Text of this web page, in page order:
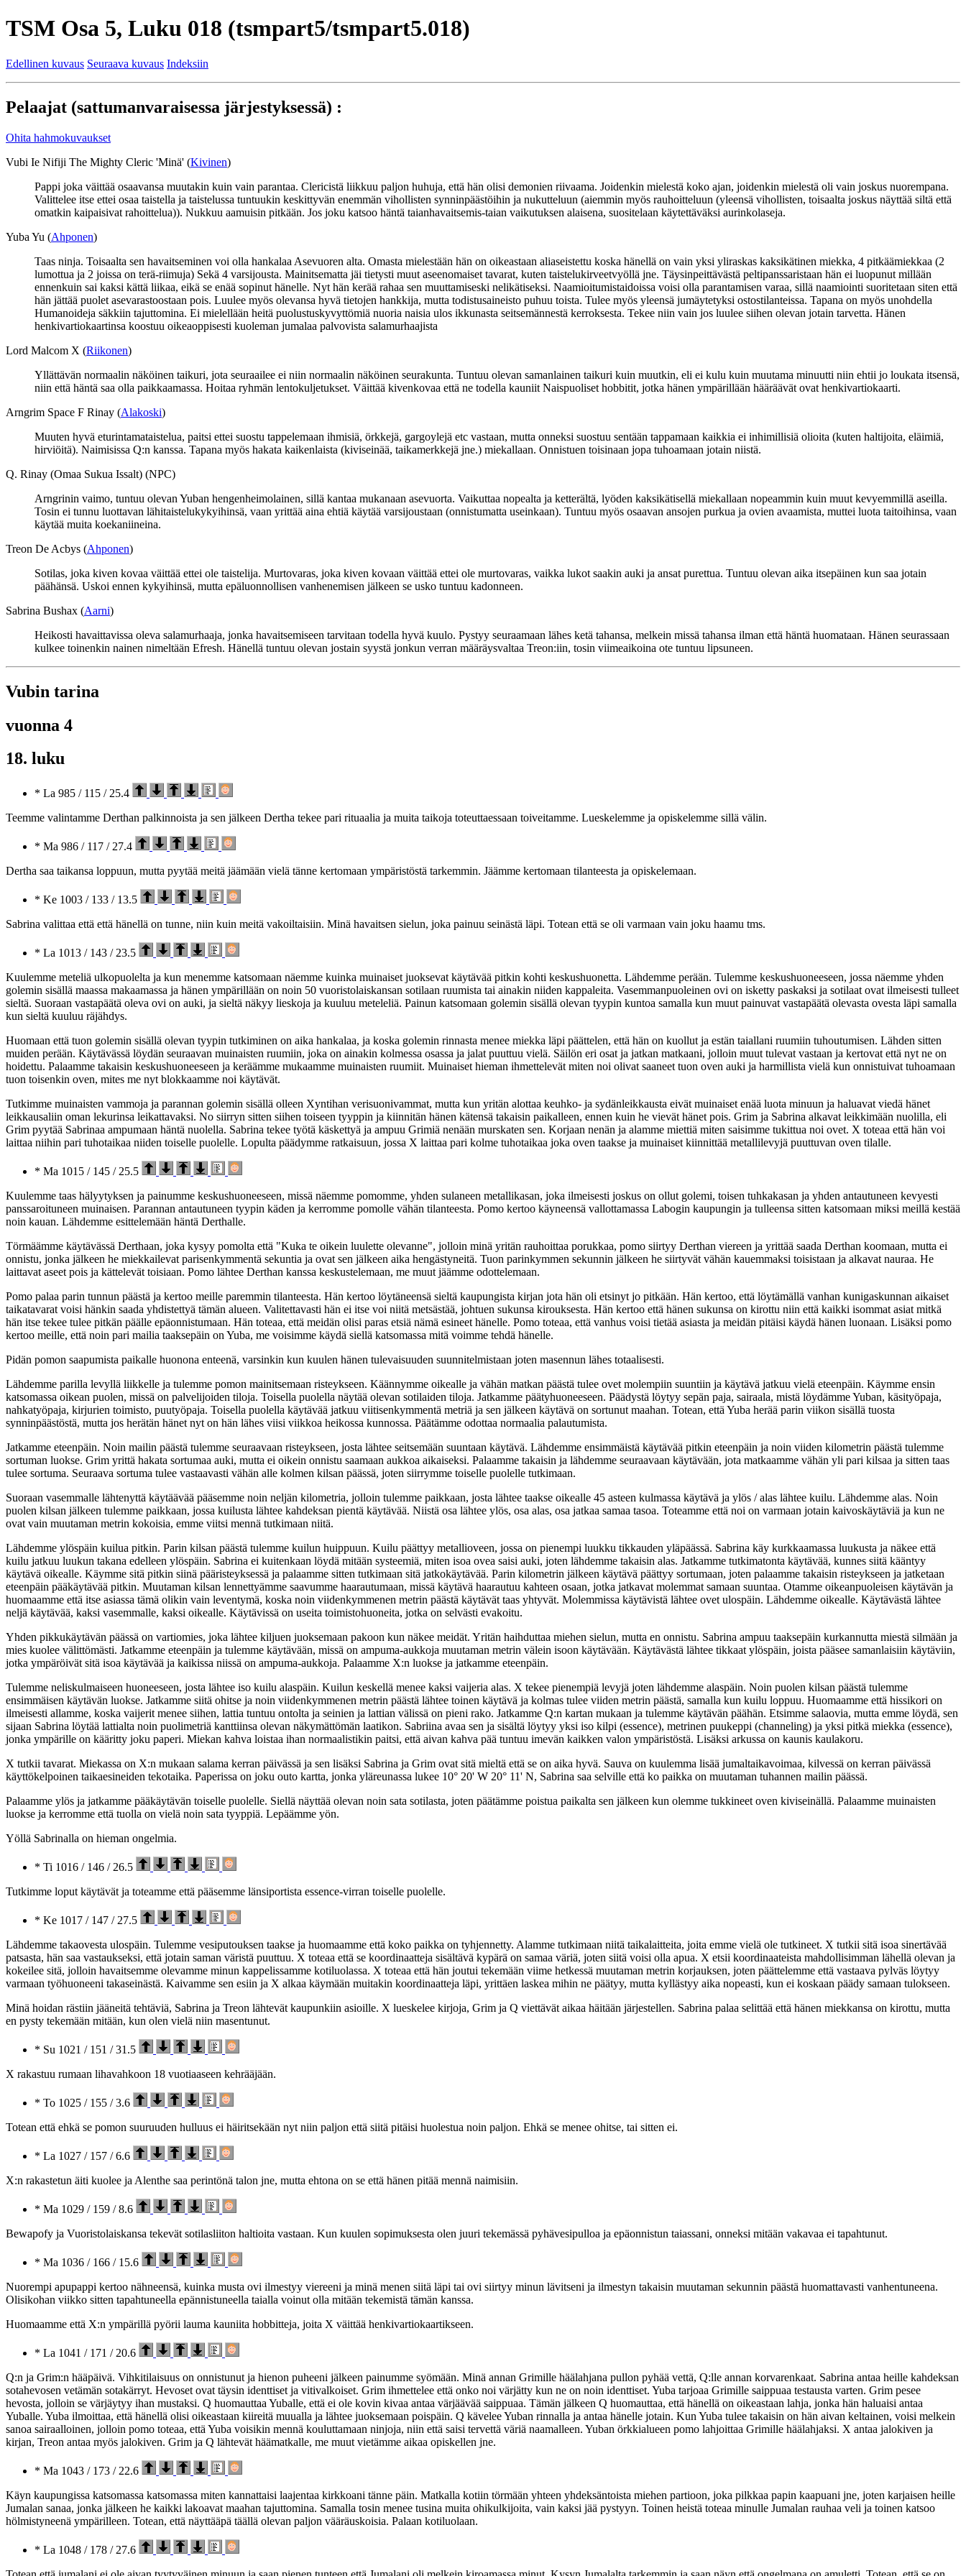
TSM Osa 5, Luku 018 (tsmpart5/tsmpart5.018)
Edellinen kuvaus Seuraava kuvaus Indeksiin
Pelaajat (sattumanvaraisessa järjestyksessä) :
Ohita hahmokuvaukset
Vubi Ie Nifiji The Mighty Cleric 'Minä' (Kivinen)
Pappi joka väittää osaavansa muutakin kuin vain parantaa. Clericistä liikkuu paljon huhuja, että hän olisi demonien riivaama. Joidenkin mielestä koko ajan, joidenkin mielestä oli vain joskus nuorempana.
Valittelee itse ettei osaa taistella ja taistelussa tuntuukin keskittyvän enemmän vihollisten synninpäästöihin ja nukutteluun (aiemmin myös rauhoitteluun (yleensä vihollisten, toisaalta joskus näyttää siltä että
omatkin kaipaisivat rahoittelua)). Nukkuu aamuisin pitkään. Jos joku katsoo häntä taianhavaitsemis-taian vaikutuksen alaisena, suositelaan käytettäväksi aurinkolaseja.
Yuba Yu (Ahponen)
Taas ninja. Toisaalta sen havaitseminen voi olla hankalaa Asevuoren alta. Omasta mielestään hän on oikeastaan aliaseistettu koska hänellä on vain yksi yliraskas kaksikätinen miekka, 4 pitkäämiekkaa (2
lumottua ja 2 joissa on terä-riimuja) Sekä 4 varsijousta. Mainitsematta jäi tietysti muut aseenomaiset tavarat, kuten taistelukirveetvyöllä jne. Täysinpeittävästä peltipanssaristaan hän ei luopunut millään
ennenkuin sai kaksi kättä liikaa, eikä se enää sopinut hänelle. Nyt hän kerää rahaa sen muuttamiseski nelikätiseksi. Naamioitumistaidoissa voisi olla parantamisen varaa, sillä naamiointi suoritetaan siten että
hän jättää puolet asevarastoostaan pois. Luulee myös olevansa hyvä tietojen hankkija, mutta todistusaineisto puhuu toista. Tulee myös yleensä jumäytetyksi ostostilanteissa. Tapana on myös unohdella
Humanoideja säkkiin tajuttomina. Ei mielellään heitä puolustuskyvyttömiä nuoria naisia ulos ikkunasta seitsemännestä kerroksesta. Tekee niin vain jos luulee siihen olevan jotain tarvetta. Hänen
henkivartiokaartinsa koostuu oikeaoppisesti kuoleman jumalaa palvovista salamurhaajista
Lord Malcom X (Riikonen)
Yllättävän normaalin näköinen taikuri, jota seuraailee ei niin normaalin näköinen seurakunta. Tuntuu olevan samanlainen taikuri kuin muutkin, eli ei kulu kuin muutama minuutti niin ehtii jo loukata itsensä,
niin että häntä saa olla paikkaamassa. Hoitaa ryhmän lentokuljetukset. Väittää kivenkovaa että ne todella kauniit Naispuoliset hobbitit, jotka hänen ympärillään hääräävät ovat henkivartiokaarti.
Arngrim Space F Rinay (Alakoski)
Muuten hyvä eturintamataistelua, paitsi ettei suostu tappelemaan ihmisiä, örkkejä, gargoylejä etc vastaan, mutta onneksi suostuu sentään tappamaan kaikkia ei inhimillisiä olioita (kuten haltijoita, eläimiä,
hirviöitä). Naimisissa Q:n kanssa. Tapana myös hakata kaikenlaista (kiviseinää, taikamerkkejä jne.) miekallaan. Onnistuen toisinaan jopa tuhoamaan jotain niistä.
Q. Rinay (Omaa Sukua Issalt) (NPC)
Arngrinin vaimo, tuntuu olevan Yuban hengenheimolainen, sillä kantaa mukanaan asevuorta. Vaikuttaa nopealta ja ketterältä, lyöden kaksikätisellä miekallaan nopeammin kuin muut kevyemmillä aseilla.
Tosin ei tunnu luottavan lähitaistelukykyihinsä, vaan yrittää aina ehtiä käytää varsijoustaan (onnistumatta useinkaan). Tuntuu myös osaavan ansojen purkua ja ovien avaamista, muttei luota taitoihinsa, vaan
käytää muita koekaniineina.
Treon De Acbys (Ahponen)
Sotilas, joka kiven kovaa väittää ettei ole taistelija. Murtovaras, joka kiven kovaan väittää ettei ole murtovaras, vaikka lukot saakin auki ja ansat purettua. Tuntuu olevan aika itsepäinen kun saa jotain
päähänsä. Uskoi ennen kykyihinsä, mutta epäluonnollisen vanhenemisen jälkeen se usko tuntuu kadonneen.
Sabrina Bushax (Aarni)
Heikosti havaittavissa oleva salamurhaaja, jonka havaitsemiseen tarvitaan todella hyvä kuulo. Pystyy seuraamaan lähes ketä tahansa, melkein missä tahansa ilman että häntä huomataan. Hänen seurassaan
kulkee toinenkin nainen nimeltään Efresh. Hänellä tuntuu olevan jostain syystä jonkun verran määräysvaltaa Treon:iin, tosin viimeaikoina ote tuntuu lipsuneen.
Vubin tarina
vuonna 4
18. luku
* La 985 / 115 / 25.4
Teemme valintamme Derthan palkinnoista ja sen jälkeen Dertha tekee pari rituaalia ja muita taikoja toteuttaessaan toiveitamme. Lueskelemme ja opiskelemme sillä välin.
* Ma 986 / 117 / 27.4
Dertha saa taikansa loppuun, mutta pyytää meitä jäämään vielä tänne kertomaan ympäristöstä tarkemmin. Jäämme kertomaan tilanteesta ja opiskelemaan.
* Ke 1003 / 133 / 13.5
Sabrina valittaa että että hänellä on tunne, niin kuin meitä vakoiltaisiin. Minä havaitsen sielun, joka painuu seinästä läpi. Totean että se oli varmaan vain joku haamu tms.
* La 1013 / 143 / 23.5
Kuulemme meteliä ulkopuolelta ja kun menemme katsomaan näemme kuinka muinaiset juoksevat käytävää pitkin kohti keskushuonetta. Lähdemme perään. Tulemme keskushuoneeseen, jossa näemme yhden
golemin sisällä maassa makaamassa ja hänen ympärillään on noin 50 vuoristolaiskansan sotilaan ruumista tai ainakin niiden kappaleita. Vasemmanpuoleinen ovi on isketty paskaksi ja sotilaat ovat ilmeisesti tulleet
sieltä. Suoraan vastapäätä oleva ovi on auki, ja sieltä näkyy lieskoja ja kuuluu meteleliä. Painun katsomaan golemin sisällä olevan tyypin kuntoa samalla kun muut painuvat vastapäätä olevasta ovesta läpi samalla
kun sieltä kuuluu räjähdys.
Huomaan että tuon golemin sisällä olevan tyypin tutkiminen on aika hankalaa, ja koska golemin rinnasta menee miekka läpi päättelen, että hän on kuollut ja estän taiallani ruumiin tuhoutumisen. Lähden sitten
muiden perään. Käytävässä löydän seuraavan muinaisten ruumiin, joka on ainakin kolmessa osassa ja jalat puuttuu vielä. Säilön eri osat ja jatkan matkaani, jolloin muut tulevat vastaan ja kertovat että nyt ne on
hoidettu. Palaamme takaisin keskushuoneeseen ja keräämme mukaamme muinaisten ruumiit. Muinaiset hieman ihmettelevät miten noi olivat saaneet tuon oven auki ja harmillista vielä kun onnistuivat tuhoamaan
tuon toisenkin oven, mites me nyt blokkaamme noi käytävät.
Tutkimme muinaisten vammoja ja parannan golemin sisällä olleen Xyntihan verisuonivammat, mutta kun yritän alottaa keuhko- ja sydänleikkausta eivät muinaiset enää luota minuun ja haluavat viedä hänet
leikkausaliin oman lekurinsa leikattavaksi. No siirryn sitten siihen toiseen tyyppin ja kiinnitän hänen kätensä takaisin paikalleen, ennen kuin he vievät hänet pois. Grim ja Sabrina alkavat leikkimään nuolilla, eli
Grim pyytää Sabrinaa ampumaan häntä nuolella. Sabrina tekee työtä käskettyä ja ampuu Grimiä nenään murskaten sen. Korjaan nenän ja alamme miettiä miten saisimme tukittua noi ovet. X toteaa että hän voi
laittaa niihin pari tuhotaikaa niiden toiselle puolelle. Lopulta päädymme ratkaisuun, jossa X laittaa pari kolme tuhotaikaa joka oven taakse ja muinaiset kiinnittää metallilevyjä puuttuvan oven tilalle.
* Ma 1015 / 145 / 25.5
Kuulemme taas hälyytyksen ja painumme keskushuoneeseen, missä näemme pomomme, yhden sulaneen metallikasan, joka ilmeisesti joskus on ollut golemi, toisen tuhkakasan ja yhden antautuneen kevyesti
panssaroituneen muinaisen. Parannan antautuneen tyypin käden ja kerromme pomolle vähän tilanteesta. Pomo kertoo käyneensä vallottamassa Labogin kaupungin ja tulleensa sitten katsomaan miksi meillä kestää
noin kauan. Lähdemme esittelemään häntä Derthalle.
Törmäämme käytävässä Derthaan, joka kysyy pomolta että "Kuka te oikein luulette olevanne", jolloin minä yritän rauhoittaa porukkaa, pomo siirtyy Derthan viereen ja yrittää saada Derthan koomaan, mutta ei
onnistu, jonka jälkeen he miekkailevat parisenkymmentä sekuntia ja ovat sen jälkeen aika hengästyneitä. Tuon parinkymmen sekunnin jälkeen he siirtyvät vähän kauemmaksi toisistaan ja alkavat nauraa. He
laittavat aseet pois ja kättelevät toisiaan. Pomo lähtee Derthan kanssa keskustelemaan, me muut jäämme odottelemaan.
Pomo palaa parin tunnun päästä ja kertoo meille paremmin tilanteesta. Hän kertoo löytäneensä sieltä kaupungista kirjan jota hän oli etsinyt jo pitkään. Hän kertoo, että löytämällä vanhan kunigaskunnan aikaiset
taikatavarat voisi hänkin saada yhdistettyä tämän alueen. Valitettavasti hän ei itse voi niitä metsästää, johtuen sukunsa kirouksesta. Hän kertoo että hänen sukunsa on kirottu niin että kaikki isommat asiat mitkä
hän itse tekee tulee pitkän päälle epäonnistumaan. Hän toteaa, että meidän olisi paras etsiä nämä esineet hänelle. Pomo toteaa, että vanhus voisi tietää asiasta ja meidän pitäisi käydä hänen luonaan. Lisäksi pomo
kertoo meille, että noin pari mailia taaksepäin on Yuba, me voisimme käydä siellä katsomassa mitä voimme tehdä hänelle.
Pidän pomon saapumista paikalle huonona enteenä, varsinkin kun kuulen hänen tulevaisuuden suunnitelmistaan joten masennun lähes totaalisesti.
Lähdemme parilla levyllä liikkelle ja tulemme pomon mainitsemaan risteykseen. Käännymme oikealle ja vähän matkan päästä tulee ovet molempiin suuntiin ja käytävä jatkuu vielä eteenpäin. Käymme ensin
katsomassa oikean puolen, missä on palvelijoiden tiloja. Toisella puolella näytää olevan sotilaiden tiloja. Jatkamme päätyhuoneeseen. Päädystä löytyy sepän paja, sairaala, mistä löydämme Yuban, käsityöpaja,
nahkatyöpaja, kirjurien toimisto, puutyöpaja. Toisella puolella käytävää jatkuu viitisenkymmentä metriä ja sen jälkeen käytävä on sortunut maahan. Totean, että Yuba herää parin viikon sisällä tuosta
synninpäästöstä, mutta jos herätän hänet nyt on hän lähes viisi viikkoa heikossa kunnossa. Päätämme odottaa normaalia palautumista.
Jatkamme eteenpäin. Noin mailin päästä tulemme seuraavaan risteykseen, josta lähtee seitsemään suuntaan käytävä. Lähdemme ensimmäistä käytävää pitkin eteenpäin ja noin viiden kilometrin päästä tulemme
sortuman luokse. Grim yrittä hakata sortumaa auki, mutta ei oikein onnistu saamaan aukkoa aikaiseksi. Palaamme takaisin ja lähdemme seuraavaan käytävään, jota matkaamme vähän yli pari kilsaa ja sitten taas
tulee sortuma. Seuraava sortuma tulee vastaavasti vähän alle kolmen kilsan päässä, joten siirrymme toiselle puolelle tutkimaan.
Suoraan vasemmalle lähtenyttä käytäävää pääsemme noin neljän kilometria, jolloin tulemme paikkaan, josta lähtee taakse oikealle 45 asteen kulmassa käytävä ja ylös / alas lähtee kuilu. Lähdemme alas. Noin
puolen kilsan jälkeen tulemme paikkaan, jossa kuilusta lähtee kahdeksan pientä käytävää. Niistä osa lähtee ylös, osa alas, osa jatkaa samaa tasoa. Toteamme että noi on varmaan jotain kaivoskäytäviä ja kun ne
ovat vain muutaman metrin kokoisia, emme viitsi mennä tutkimaan niitä.
Lähdemme ylöspäin kuilua pitkin. Parin kilsan päästä tulemme kuilun huippuun. Kuilu päättyy metallioveen, jossa on pienempi luukku tikkauden yläpäässä. Sabrina käy kurkkaamassa luukusta ja näkee että
kuilu jatkuu luukun takana edelleen ylöspäin. Sabrina ei kuitenkaan löydä mitään systeemiä, miten isoa ovea saisi auki, joten lähdemme takaisin alas. Jatkamme tutkimatonta käytävää, kunnes siitä kääntyy
käytävä oikealle. Käymme sitä pitkin siinä pääristeyksessä ja palaamme sitten tutkimaan sitä jatkokäytävää. Parin kilometrin jälkeen käytävä päättyy sortumaan, joten palaamme takaisin risteykseen ja jatketaan
eteenpäin pääkäytävää pitkin. Muutaman kilsan lennettyämme saavumme haarautumaan, missä käytävä haarautuu kahteen osaan, jotka jatkavat molemmat samaan suuntaa. Otamme oikeanpuoleisen käytävän ja
huomaamme että itse asiassa tämä olikin vain leventymä, koska noin viidenkymmenen metrin päästä käytävät taas yhtyvät. Molemmissa käytävistä lähtee ovet ulospäin. Lähdemme oikealle. Käytävästä lähtee
neljä käytävää, kaksi vasemmalle, kaksi oikealle. Käytävissä on useita toimistohuoneita, jotka on selvästi evakoitu.
Yhden pikkukäytävän päässä on vartiomies, joka lähtee kiljuen juoksemaan pakoon kun näkee meidät. Yritän haihduttaa miehen sielun, mutta en onnistu. Sabrina ampuu taaksepäin kurkannutta miestä silmään ja
mies kuolee välittömästi. Jatkamme eteenpäin ja tulemme käytävään, missä on ampuma-aukkoja muutaman metrin välein isoon käytävään. Käytävästä lähtee tikkaat ylöspäin, joista pääsee samanlaisiin käytäviin,
jotka ympäröivät sitä isoa käytävää ja kaikissa niissä on ampuma-aukkoja. Palaamme X:n luokse ja jatkamme eteenpäin.
Tulemme neliskulmaiseen huoneeseen, josta lähtee iso kuilu alaspäin. Kuilun keskellä menee kaksi vaijeria alas. X tekee pienempiä levyjä joten lähdemme alaspäin. Noin puolen kilsan päästä tulemme
ensimmäisen käytävän luokse. Jatkamme siitä ohitse ja noin viidenkymmenen metrin päästä lähtee toinen käytävä ja kolmas tulee viiden metrin päästä, samalla kun kuilu loppuu. Huomaamme että hissikori on
ilmeisesti allamme, koska vaijerit menee siihen, lattia tuntuu ontolta ja seinien ja lattian välissä on pieni rako. Jatkamme Q:n kartan mukaan ja tulemme käytävän päähän. Etsimme salaovia, mutta emme löydä, sen
sijaan Sabrina löytää lattialta noin puolimetriä kanttiinsa olevan näkymättömän laatikon. Sabriina avaa sen ja sisältä löytyy yksi iso kilpi (essence), metrinen puukeppi (channeling) ja yksi pitkä miekka (essence),
jonka ympärille on kääritty joku paperi. Miekan kahva loistaa ihan normaalistikin paitsi, että aivan kahva pää tuntuu imevän kaikken valon ympäristöstä. Lisäksi arkussa on kaunis kaulakoru.
X tutkii tavarat. Miekassa on X:n mukaan salama kerran päivässä ja sen lisäksi Sabrina ja Grim ovat sitä mieltä että se on aika hyvä. Sauva on kuulemma lisää jumaltaikavoimaa, kilvessä on kerran päivässä
käyttökelpoinen taikaesineiden tekotaika. Paperissa on joku outo kartta, jonka yläreunassa lukee 10° 20' W 20° 11' N, Sabrina saa selville että ko paikka on muutaman tuhannen mailin päässä.
Palaamme ylös ja jatkamme pääkäytävän toiselle puolelle. Siellä näyttää olevan noin sata sotilasta, joten päätämme poistua paikalta sen jälkeen kun olemme tukkineet oven kiviseinällä. Palaamme muinaisten
luokse ja kerromme että tuolla on vielä noin sata tyyppiä. Lepäämme yön.
Yöllä Sabrinalla on hieman ongelmia.
* Ti 1016 / 146 / 26.5
Tutkimme loput käytävät ja toteamme että pääsemme länsiportista essence-virran toiselle puolelle.
* Ke 1017 / 147 / 27.5
Lähdemme takaovesta ulospäin. Tulemme vesiputouksen taakse ja huomaamme että koko paikka on tyhjennetty. Alamme tutkimaan niitä taikalaitteita, joita emme vielä ole tutkineet. X tutkii sitä isoa sinertävää
patsasta, hän saa vastaukseksi, että jotain saman väristä puuttuu. X toteaa että se koordinaatteja sisältävä kypärä on samaa väriä, joten siitä voisi olla apua. X etsii koordinaateista mahdollisimman lähellä olevan ja
kokeilee sitä, jolloin havaitsemme olevamme minun kappelissamme kotiluolassa. X toteaa että hän joutui tekemään viime hetkessä muutaman metrin korjauksen, joten päättelemme että vastaava pylväs löytyy
varmaan työhuoneeni takaseinästä. Kaivamme sen esiin ja X alkaa käymään muitakin koordinaatteja läpi, yrittäen laskea mihin ne päätyy, mutta kyllästyy aika nopeasti, kun ei koskaan päädy samaan tulokseen.
Minä hoidan rästiin jääneitä tehtäviä, Sabrina ja Treon lähtevät kaupunkiin asioille. X lueskelee kirjoja, Grim ja Q viettävät aikaa häitään järjestellen. Sabrina palaa selittää että hänen miekkansa on kirottu, mutta
en pysty tekemään mitään, kun olen vielä niin masentunut.
* Su 1021 / 151 / 31.5
X rakastuu rumaan lihavahkoon 18 vuotiaaseen kehrääjään.
* To 1025 / 155 / 3.6
Totean että ehkä se pomon suuruuden hulluus ei häiritsekään nyt niin paljon että siitä pitäisi huolestua noin paljon. Ehkä se menee ohitse, tai sitten ei.
* La 1027 / 157 / 6.6
X:n rakastetun äiti kuolee ja Alenthe saa perintönä talon jne, mutta ehtona on se että hänen pitää mennä naimisiin.
* Ma 1029 / 159 / 8.6
Bewapofy ja Vuoristolaiskansa tekevät sotilasliiton haltioita vastaan. Kun kuulen sopimuksesta olen juuri tekemässä pyhävesipulloa ja epäonnistun taiassani, onneksi mitään vakavaa ei tapahtunut.
* Ma 1036 / 166 / 15.6
Nuorempi apupappi kertoo nähneensä, kuinka musta ovi ilmestyy viereeni ja minä menen siitä läpi tai ovi siirtyy minun lävitseni ja ilmestyn takaisin muutaman sekunnin päästä huomattavasti vanhentuneena.
Olisikohan viikko sitten tapahtuneella epännistuneella taialla voinut olla mitään tekemistä tämän kanssa.
Huomaamme että X:n ympärillä pyörii lauma kauniita hobbitteja, joita X väittää henkivartiokaartikseen.
* La 1041 / 171 / 20.6
Q:n ja Grim:n hääpäivä. Vihkitilaisuus on onnistunut ja hienon puheeni jälkeen painumme syömään. Minä annan Grimille häälahjana pullon pyhää vettä, Q:lle annan korvarenkaat. Sabrina antaa heille kahdeksan
sotahevosen vetämän sotakärryt. Hevoset ovat täysin identtiset ja vitivalkoiset. Grim ihmettelee että onko noi värjätty kun ne on noin identtiset. Yuba tarjoaa Grimille saippuaa testausta varten. Grim pesee
hevosta, jolloin se värjäytyy ihan mustaksi. Q huomauttaa Yuballe, että ei ole kovin kivaa antaa värjäävää saippuaa. Tämän jälkeen Q huomauttaa, että hänellä on oikeastaan lahja, jonka hän haluaisi antaa
Yuballe. Yuba ilmoittaa, että hänellä olisi oikeastaan kiireitä muualla ja lähtee juoksemaan poispäin. Q kävelee Yuban rinnalla ja antaa hänelle jotain. Kun Yuba tulee takaisin on hän aivan keltainen, voisi melkein
sanoa sairaalloinen, jolloin pomo toteaa, että Yuba voisikin mennä kouluttamaan ninjoja, niin että saisi tervettä väriä naamalleen. Yuban örkkialueen pomo lahjoittaa Grimille häälahjaksi. X antaa jalokiven ja
kirjan, Treon antaa myös jalokiven. Grim ja Q lähtevät häämatkalle, me muut vietämme aikaa opiskellen jne.
* Ma 1043 / 173 / 22.6
Käyn kaupungissa katsomassa katsomassa miten kannattaisi laajentaa kirkkoani tänne päin. Matkalla kotiin törmään yhteen yhdeksäntoista miehen partioon, joka pilkkaa papin kaapuani jne, joten karjaisen heille
Jumalan sanaa, jonka jälkeen he kaikki lakoavat maahan tajuttomina. Samalla tosin menee tusina muita ohikulkijoita, vain kaksi jää pystyyn. Toinen heistä toteaa minulle Jumalan rauhaa veli ja toinen katsoo
hölmistyneenä ympärilleen. Totean, että näyttääpä täällä olevan paljon vääräuskoisia. Palaan kotiluolaan.
* La 1048 / 178 / 27.6